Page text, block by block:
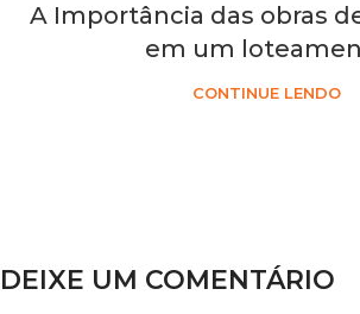
A Importância das obras
em um
CONTINUE LENDO
DEIXE UM COMENTÁRIO